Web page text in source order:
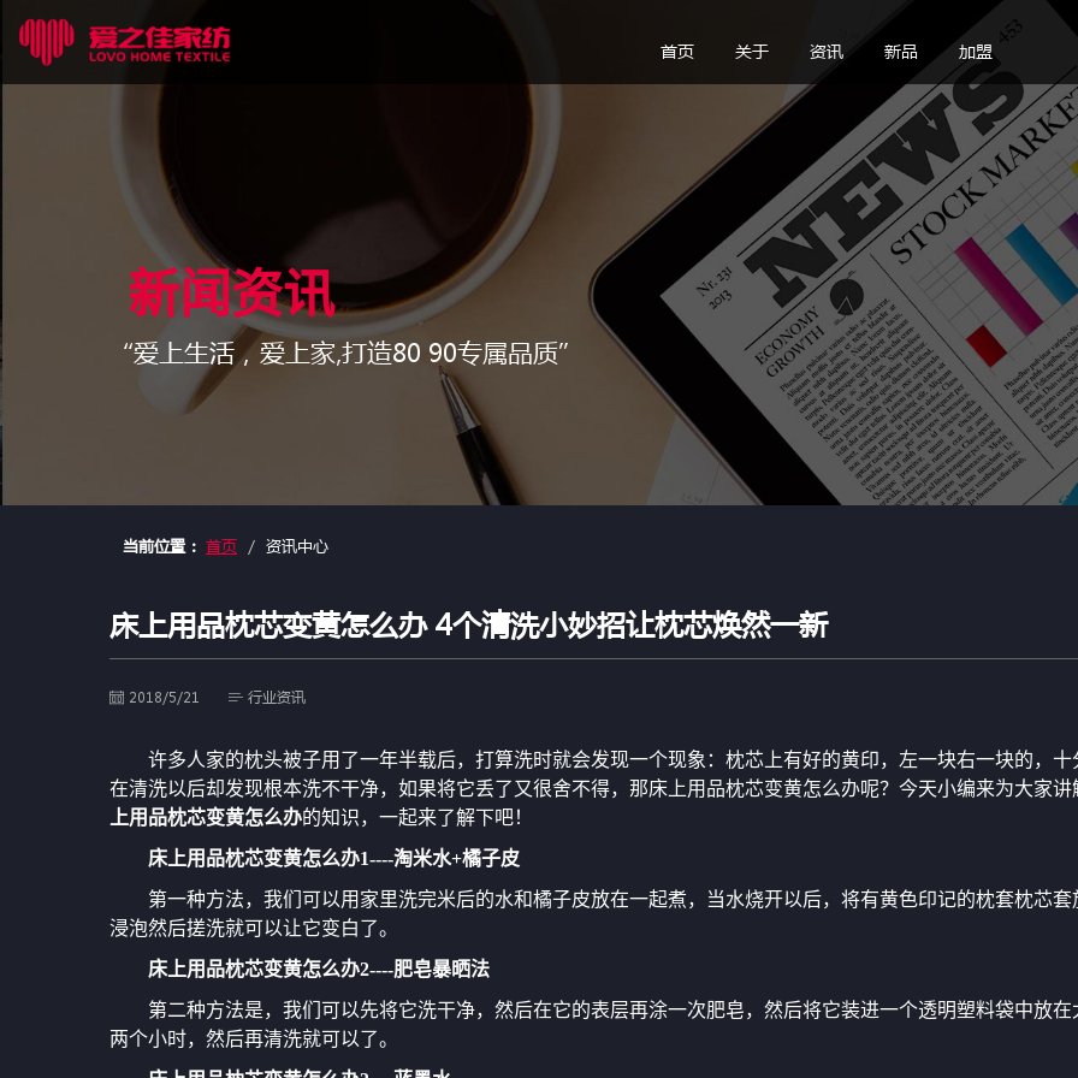
首页 关于 资讯 新品 加盟
新闻资讯
“爱上生活，爱上家,打造80 90专属品质”
当前位置： 首页 资讯中心
床上用品枕芯变黄怎么办 4个清洗小妙招让枕芯焕然一新
2018/5/21 行业资讯
许多人家的枕头被子用了一年半载后，打算洗时就会发现一个现象：枕芯上有好的黄印，左一块右一块的，十
在清洗以后却发现根本洗不干净，如果将它丢了又很舍不得，那床上用品枕芯变黄怎么办呢？今天小编来为大家讲
上用品枕芯变黄怎么办的知识，一起来了解下吧！
床上用品枕芯变黄怎么办1----淘米水+橘子皮
第一种方法，我们可以用家里洗完米后的水和橘子皮放在一起煮，当水烧开以后，将有黄色印记的枕套枕芯套
浸泡然后搓洗就可以让它变白了。
床上用品枕芯变黄怎么办2----肥皂暴晒法
第二种方法是，我们可以先将它洗干净，然后在它的表层再涂一次肥皂，然后将它装进一个透明塑料袋中放在
两个小时，然后再清洗就可以了。